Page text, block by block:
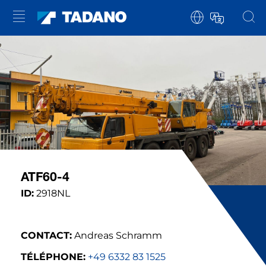
ATF60-4
ID: 2918NL
CONTACT: Andreas Schramm
TÉLÉPHONE: +49 6332 83 1525